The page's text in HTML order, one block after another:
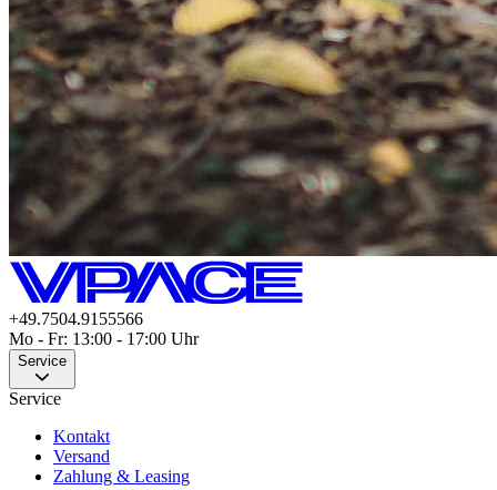
+49.7504.9155566
Mo - Fr: 13:00 - 17:00 Uhr
Service
Service
Kontakt
Versand
Zahlung & Leasing